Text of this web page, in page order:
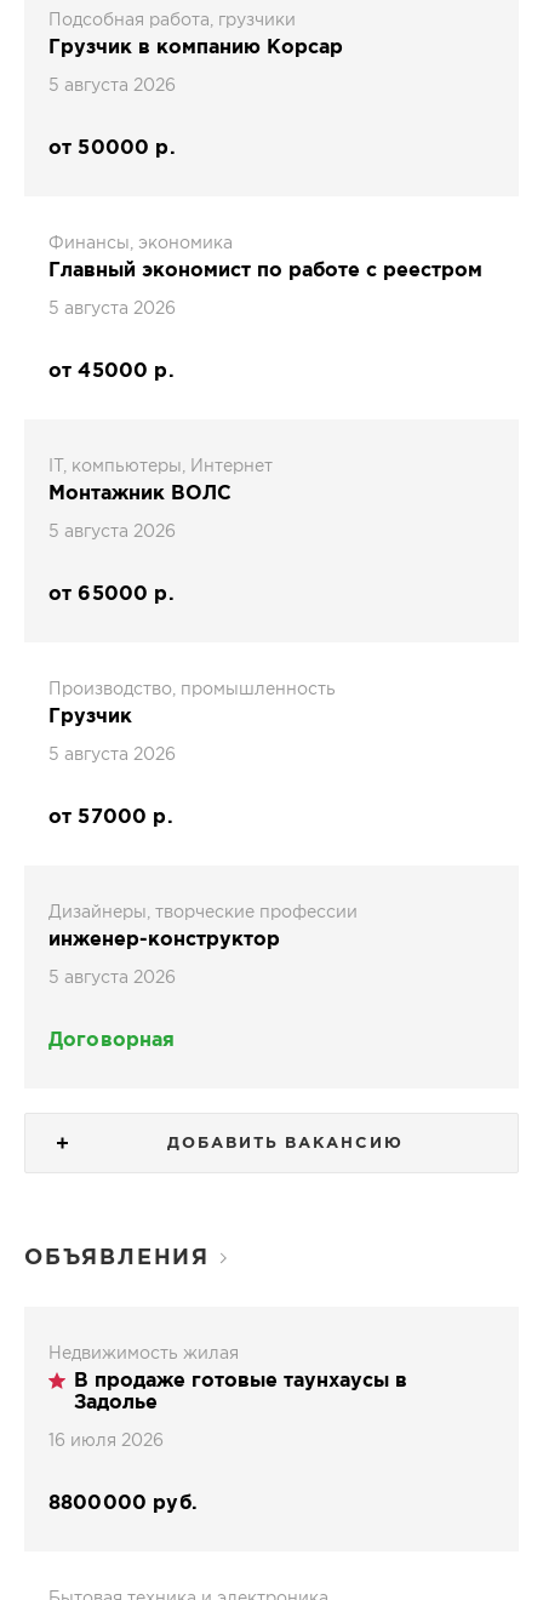
ДОБАВИТЬ ВАКАНСИЮ
Подсобная работа, грузчики
Грузчик в компанию Корсар
5 августа 2026
от 50000 р.
Финансы, экономика
Главный экономист по работе с реестром
5 августа 2026
от 45000 р.
IT, компьютеры, Интернет
Монтажник ВОЛС
5 августа 2026
от 65000 р.
Производство, промышленность
Грузчик
5 августа 2026
от 57000 р.
Дизайнеры, творческие профессии
инженер-конструктор
5 августа 2026
Договорная
ОБЪЯВЛЕНИЯ
Недвижимость жилая
В продаже готовые таунхаусы в
Задолье
16 июля 2026
8800000 руб.